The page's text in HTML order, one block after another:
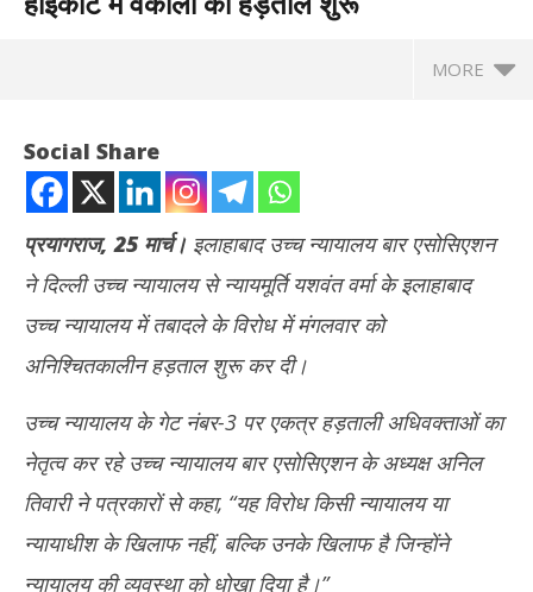
MORE
NOW VIEWING
न्यायमूर्ति यशवंत वर्मा के विरोध में इलाहाबाद हाईकोर्ट में वकीलों की हड़ताल शुरू
March
25,
2025
Social Share
प्रयागराज, 25 मार्च। इलाहाबाद उच्च न्यायालय बार एसोसिएशन
ने दिल्ली उच्च न्यायालय से न्यायमूर्ति यशवंत वर्मा के इलाहाबाद
उच्च न्यायालय में तबादले के विरोध में मंगलवार को
अनिश्चितकालीन हड़ताल शुरू कर दी।
उच्च न्यायालय के गेट नंबर-3 पर एकत्र हड़ताली अधिवक्ताओं का
नेतृत्व कर रहे उच्च न्यायालय बार एसोसिएशन के अध्यक्ष अनिल
तिवारी ने पत्रकारों से कहा, “यह विरोध किसी न्यायालय या
न्यायाधीश के खिलाफ नहीं, बल्कि उनके खिलाफ है जिन्होंने
न्यायालय की व्यवस्था को धोखा दिया है।”